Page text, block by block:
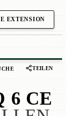
EXTENSION
TEILEN
6 CE